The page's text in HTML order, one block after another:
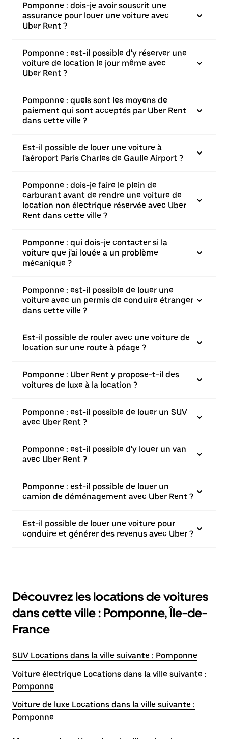
Pomponne : dois-je avoir souscrit une
assurance pour louer une voiture avec
Uber Rent ?
Pomponne : est-il possible d'y réserver une
voiture de location le jour même avec
Uber Rent ?
Pomponne : quels sont les moyens de
paiement qui sont acceptés par Uber Rent
dans cette ville ?
Est-il possible de louer une voiture à
l'aéroport Paris Charles de Gaulle Airport ?
Pomponne : dois-je faire le plein de
carburant avant de rendre une voiture de
location non électrique réservée avec Uber
Rent dans cette ville ?
Pomponne : qui dois-je contacter si la
voiture que j'ai louée a un problème
mécanique ?
Pomponne : est-il possible de louer une
voiture avec un permis de conduire étranger
dans cette ville ?
Est-il possible de rouler avec une voiture de
location sur une route à péage ?
Pomponne : Uber Rent y propose-t-il des
voitures de luxe à la location ?
Pomponne : est-il possible de louer un SUV
avec Uber Rent ?
Pomponne : est-il possible d'y louer un van
avec Uber Rent ?
Pomponne : est-il possible de louer un
camion de déménagement avec Uber Rent ?
Est-il possible de louer une voiture pour
conduire et générer des revenus avec Uber ?
Découvrez les locations de voitures
dans cette ville : Pomponne, Île-de-
France
SUV Locations dans la ville suivante : Pomponne
Voiture électrique Locations dans la ville suivante :
Pomponne
Voiture de luxe Locations dans la ville suivante :
Pomponne